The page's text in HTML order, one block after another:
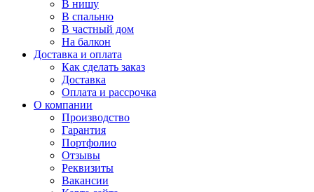
В нишу
В спальню
В частный дом
На балкон
Доставка и оплата
Как сделать заказ
Доставка
Оплата и рассрочка
О компании
Производство
Гарантия
Портфолио
Отзывы
Реквизиты
Вакансии